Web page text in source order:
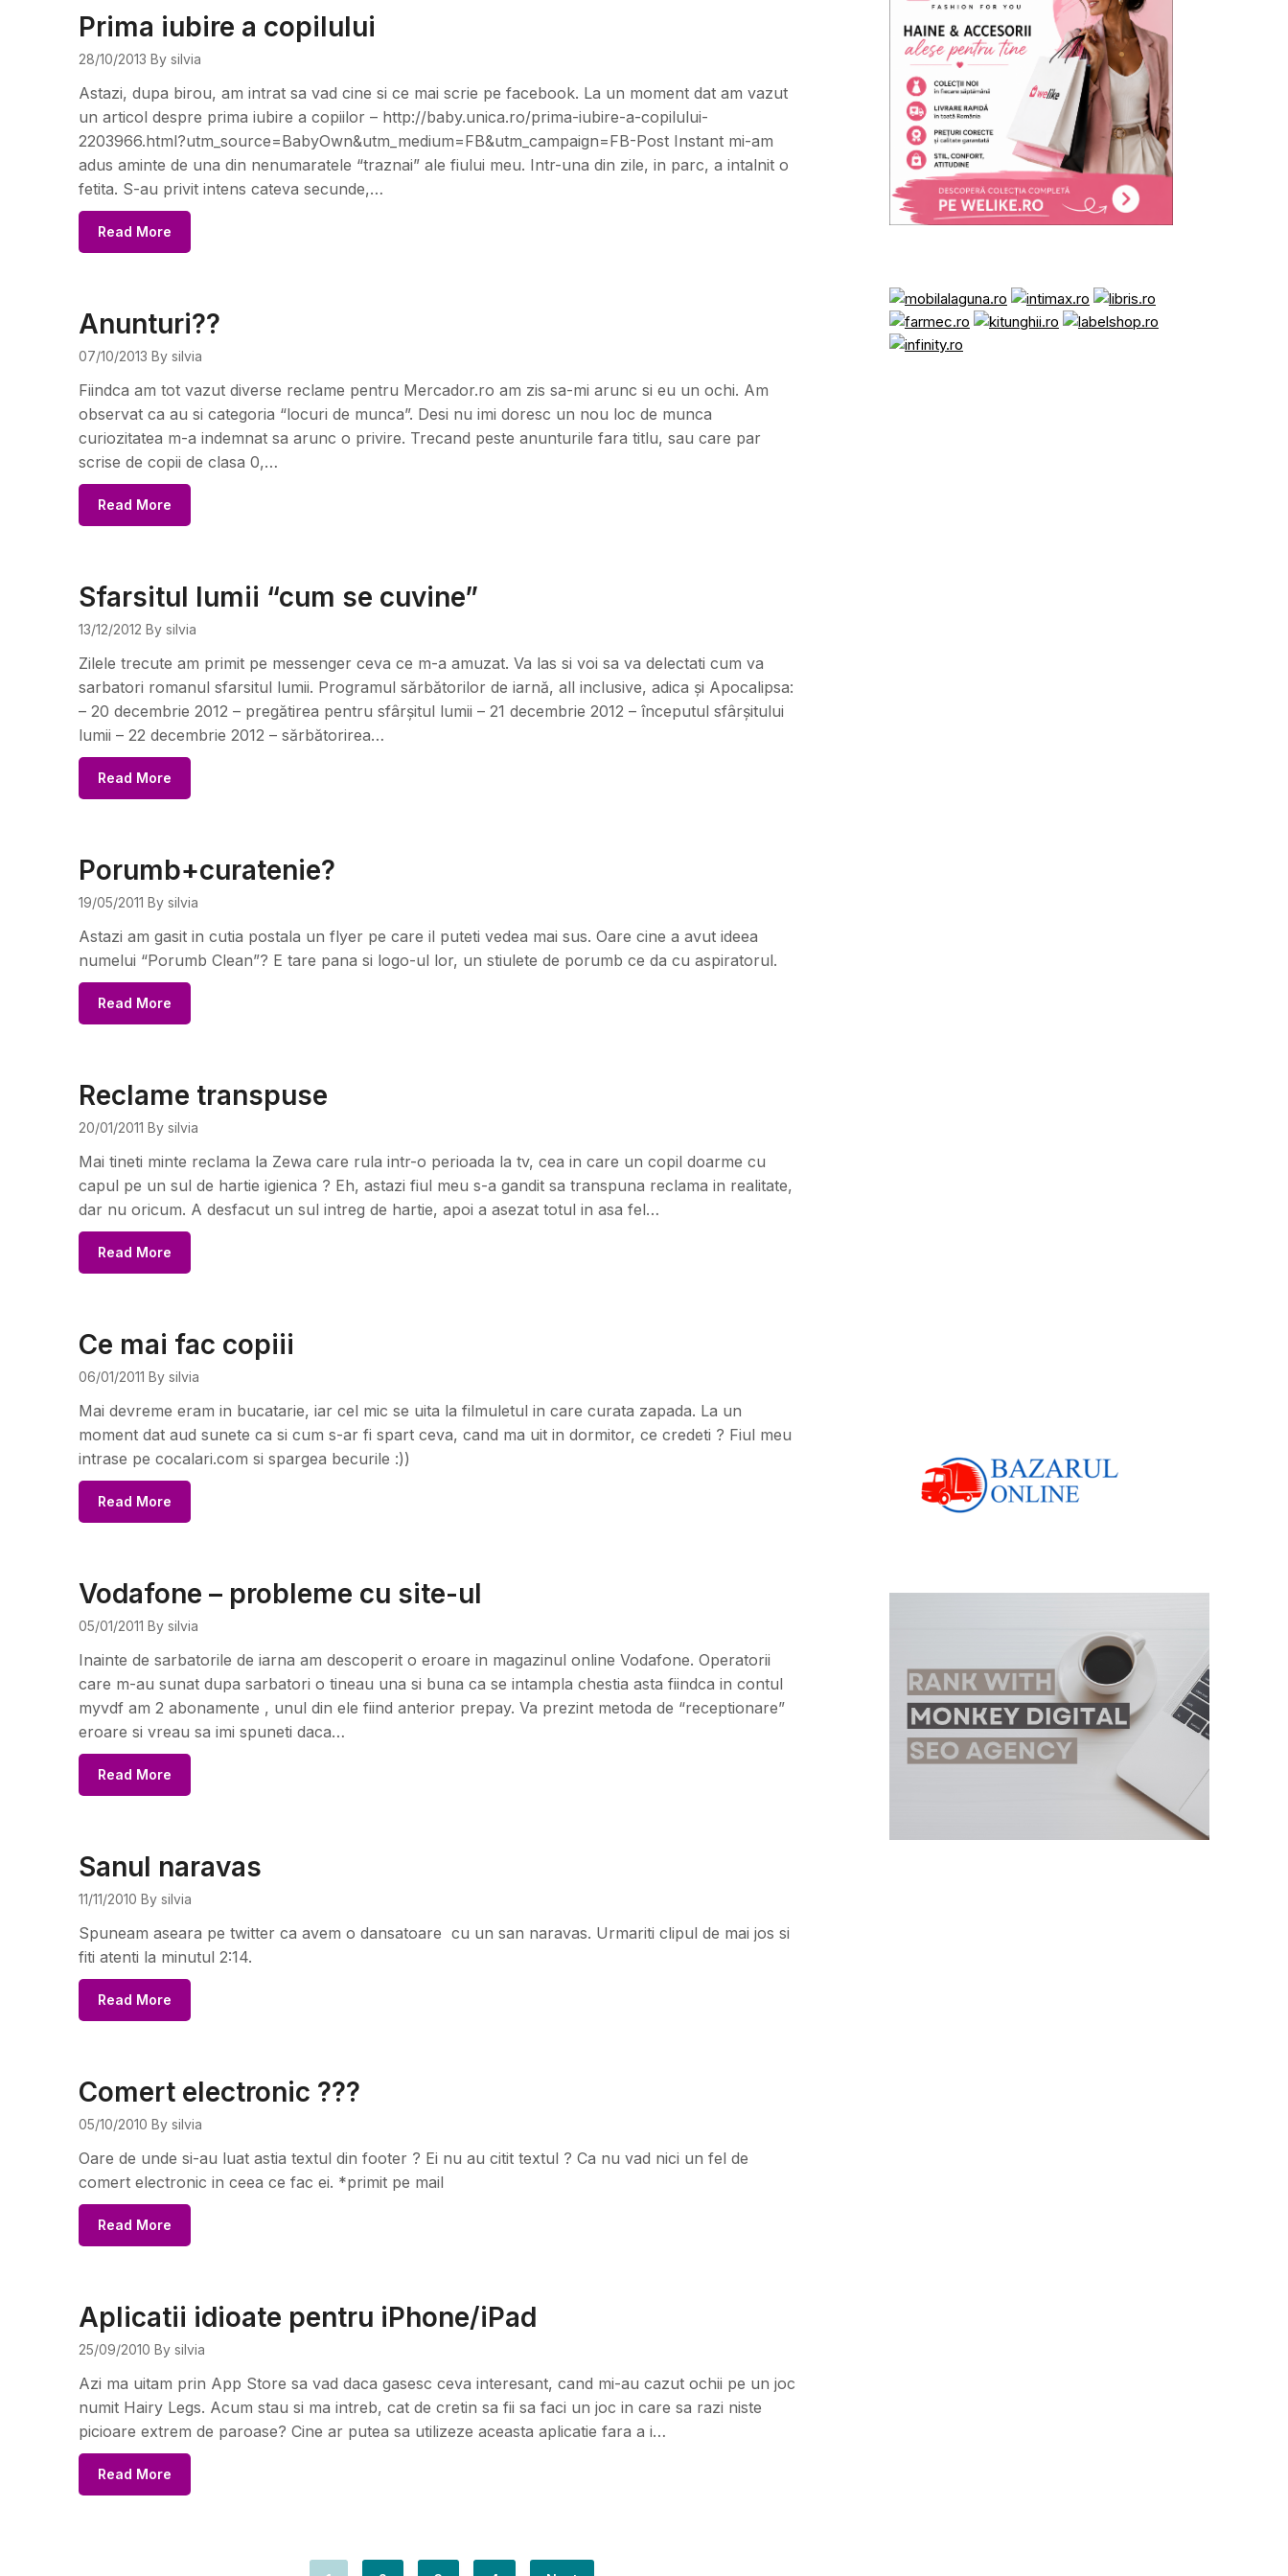
Prima iubire a copilului
28/10/2013 By silvia
Astazi, dupa birou, am intrat sa vad cine si ce mai scrie pe facebook. La un moment dat am vazut
un articol despre prima iubire a copiilor – http://baby.unica.ro/prima-iubire-a-copilului-
2203966.html?utm_source=BabyOwn&utm_medium=FB&utm_campaign=FB-Post Instant mi-am
adus aminte de una din nenumaratele “traznai” ale fiului meu. Intr-una din zile, in parc, a intalnit o
fetita. S-au privit intens cateva secunde,…
Read More
Anunturi??
07/10/2013 By silvia
Fiindca am tot vazut diverse reclame pentru Mercador.ro am zis sa-mi arunc si eu un ochi. Am
observat ca au si categoria “locuri de munca”. Desi nu imi doresc un nou loc de munca
curiozitatea m-a indemnat sa arunc o privire. Trecand peste anunturile fara titlu, sau care par
scrise de copii de clasa 0,…
Read More
Sfarsitul lumii “cum se cuvine”
13/12/2012 By silvia
Zilele trecute am primit pe messenger ceva ce m-a amuzat. Va las si voi sa va delectati cum va
sarbatori romanul sfarsitul lumii. Programul sărbătorilor de iarnă, all inclusive, adica și Apocalipsa:
– 20 decembrie 2012 – pregătirea pentru sfârșitul lumii – 21 decembrie 2012 – începutul sfârșitului
lumii – 22 decembrie 2012 – sărbătorirea…
Read More
Porumb+curatenie?
19/05/2011 By silvia
Astazi am gasit in cutia postala un flyer pe care il puteti vedea mai sus. Oare cine a avut ideea
numelui “Porumb Clean”? E tare pana si logo-ul lor, un stiulete de porumb ce da cu aspiratorul.
Read More
Reclame transpuse
20/01/2011 By silvia
Mai tineti minte reclama la Zewa care rula intr-o perioada la tv, cea in care un copil doarme cu
capul pe un sul de hartie igienica ? Eh, astazi fiul meu s-a gandit sa transpuna reclama in realitate,
dar nu oricum. A desfacut un sul intreg de hartie, apoi a asezat totul in asa fel…
Read More
Ce mai fac copiii
06/01/2011 By silvia
Mai devreme eram in bucatarie, iar cel mic se uita la filmuletul in care curata zapada. La un
moment dat aud sunete ca si cum s-ar fi spart ceva, cand ma uit in dormitor, ce credeti ? Fiul meu
intrase pe cocalari.com si spargea becurile :))
Read More
Vodafone – probleme cu site-ul
05/01/2011 By silvia
Inainte de sarbatorile de iarna am descoperit o eroare in magazinul online Vodafone. Operatorii
care m-au sunat dupa sarbatori o tineau una si buna ca se intampla chestia asta fiindca in contul
myvdf am 2 abonamente , unul din ele fiind anterior prepay. Va prezint metoda de “receptionare”
eroare si vreau sa imi spuneti daca…
Read More
Sanul naravas
11/11/2010 By silvia
Spuneam aseara pe twitter ca avem o dansatoare cu un san naravas. Urmariti clipul de mai jos si
fiti atenti la minutul 2:14.
Read More
Comert electronic ???
05/10/2010 By silvia
Oare de unde si-au luat astia textul din footer ? Ei nu au citit textul ? Ca nu vad nici un fel de
comert electronic in ceea ce fac ei. *primit pe mail
Read More
Aplicatii idioate pentru iPhone/iPad
25/09/2010 By silvia
Azi ma uitam prin App Store sa vad daca gasesc ceva interesant, cand mi-au cazut ochii pe un joc
numit Hairy Legs. Acum stau si ma intreb, cat de cretin sa fii sa faci un joc in care sa razi niste
picioare extrem de paroase? Cine ar putea sa utilizeze aceasta aplicatie fara a i…
Read More